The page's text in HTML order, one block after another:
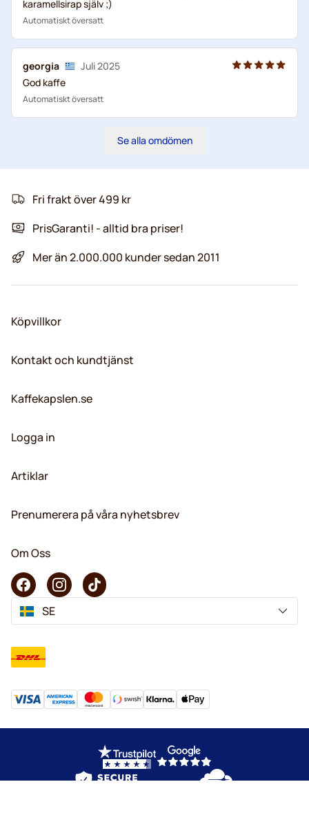
karamellsirap själv ;)
Automatiskt översatt
georgia
Juli 2025
God kaffe
Automatiskt översatt
Se alla omdömen
Fri frakt över 499 kr
PrisGaranti! - alltid bra priser!
Mer än 2.000.000 kunder sedan 2011
Köpvillkor
Kontakt och kundtjänst
Kaffekapslen.se
Logga in
Artiklar
Prenumerera på våra nyhetsbrev
Om Oss
SE